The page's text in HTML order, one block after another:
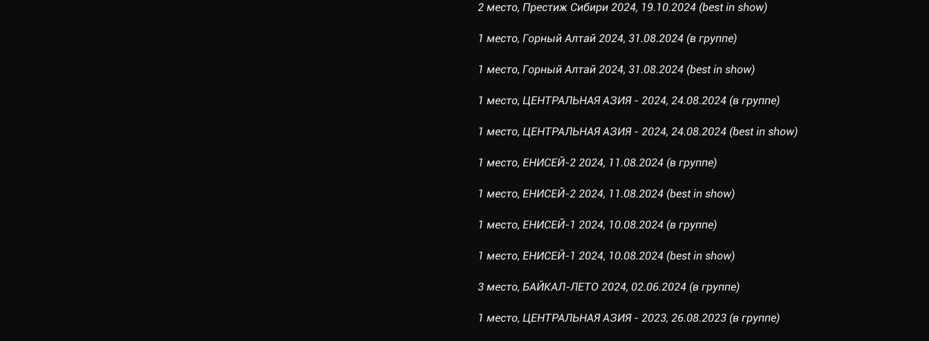
2 место, Престиж Сибири 2024, 19.10.2024 (best in show)
1 место, Горный Алтай 2024, 31.08.2024 (в группе)
1 место, Горный Алтай 2024, 31.08.2024 (best in show)
1 место, ЦЕНТРАЛЬНАЯ АЗИЯ - 2024, 24.08.2024 (в группе)
1 место, ЦЕНТРАЛЬНАЯ АЗИЯ - 2024, 24.08.2024 (best in show)
1 место, ЕНИСЕЙ-2 2024, 11.08.2024 (в группе)
1 место, ЕНИСЕЙ-2 2024, 11.08.2024 (best in show)
1 место, ЕНИСЕЙ-1 2024, 10.08.2024 (в группе)
1 место, ЕНИСЕЙ-1 2024, 10.08.2024 (best in show)
3 место, БАЙКАЛ-ЛЕТО 2024, 02.06.2024 (в группе)
1 место, ЦЕНТРАЛЬНАЯ АЗИЯ - 2023, 26.08.2023 (в группе)